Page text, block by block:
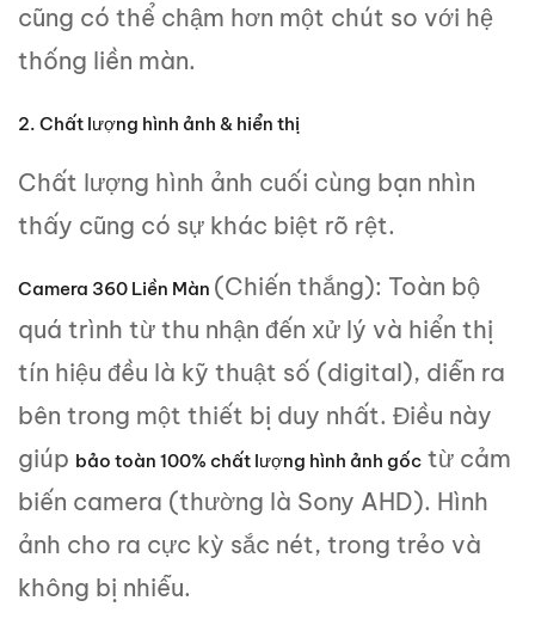
cũng có thể chậm hơn một chút so với hệ
thống liền màn.
2. Chất lượng hình ảnh & hiển thị
Chất lượng hình ảnh cuối cùng bạn nhìn
thấy cũng có sự khác biệt rõ rệt.
Camera 360 Liền Màn (Chiến thắng): Toàn bộ
quá trình từ thu nhận đến xử lý và hiển thị
tín hiệu đều là kỹ thuật số (digital), diễn ra
bên trong một thiết bị duy nhất. Điều này
giúp bảo toàn 100% chất lượng hình ảnh gốc từ cảm
biến camera (thường là Sony AHD). Hình
ảnh cho ra cực kỳ sắc nét, trong trẻo và
không bị nhiễu.